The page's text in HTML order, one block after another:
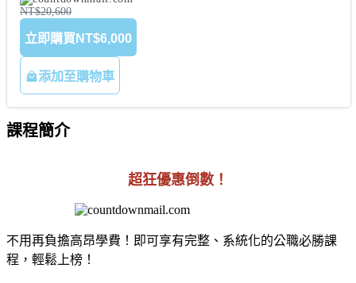
NT$20,600
立即購買 NT$6,000
添加至購物車
課程簡介
超狂優惠倒數！
不用再負擔高昂學費！即可享有完整、系統化的公職必勝課
程，輕鬆上榜！